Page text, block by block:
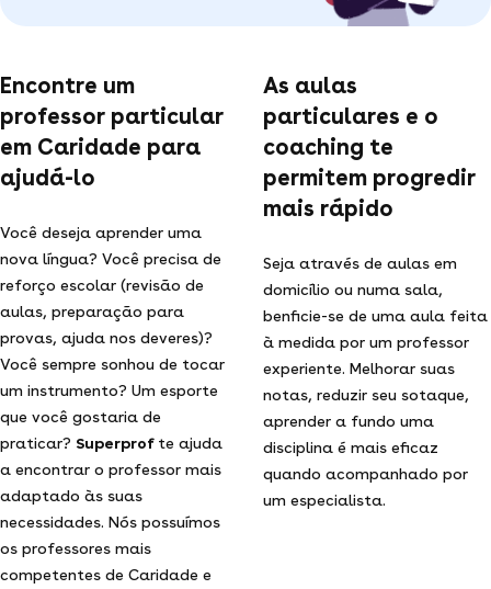
Encontre um
professor particular
em Caridade para
ajudá-lo
Você deseja aprender uma
nova língua? Você precisa de
reforço escolar (revisão de
aulas, preparação para
provas, ajuda nos deveres)?
Você sempre sonhou de tocar
um instrumento? Um esporte
que você gostaria de
praticar? Superprof te ajuda
a encontrar o professor mais
adaptado às suas
necessidades. Nós possuímos
os professores mais
competentes de Caridade e
As aulas
particulares e o
coaching te
permitem progredir
mais rápido
Seja através de aulas em
domicílio ou numa sala,
benficie-se de uma aula feita
à medida por um professor
experiente. Melhorar suas
notas, reduzir seu sotaque,
aprender a fundo uma
disciplina é mais eficaz
quando acompanhado por
um especialista.